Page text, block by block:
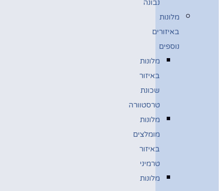
נבונה
מלונות
באיזורים
נוספים
מלונות
באיזור
שכונת
טרסטוורה
מלונות
מומלצים
באיזור
טרמיני
מלונות